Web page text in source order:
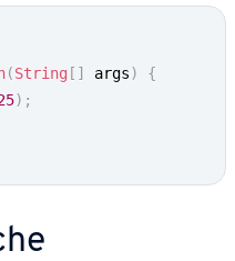
(String [ ] args)
{
) ;